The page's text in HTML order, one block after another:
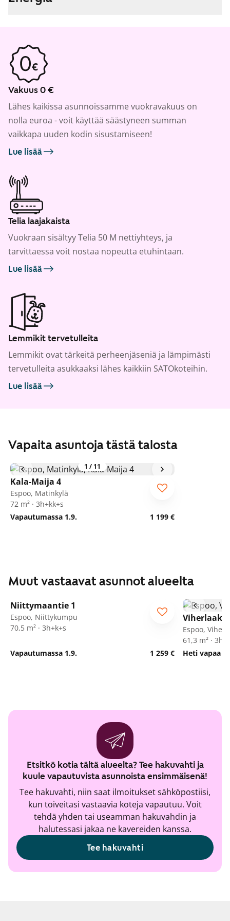
Vakuus 0 €
Lähes kaikissa asunnoissamme vuokravakuus on
nolla euroa - voit käyttää säästyneen summan
vaikkapa uuden kodin sisustamiseen!
Lue lisää
Telia laajakaista
Vuokraan sisältyy Telia 50 M nettiyhteys, ja
tarvittaessa voit nostaa nopeutta etuhintaan.
Lue lisää
Lemmikit tervetulleita
Lemmikit ovat tärkeitä perheenjäseniä ja lämpimästi
tervetulleita asukkaaksi lähes kaikkiin SATOkoteihin.
Lue lisää
Vapaita asuntoja tästä talosta
1 / 11
Kala-Maija 4
Espoo, Matinkylä
72 m² · 3h+kk+s
Vapautumassa 1.9.
1 199 €
Muut vastaavat asunnot alueelta
Niittymaantie 1
Espoo, Niittykumpu
70,5 m² · 3h+k+s
Vapautumassa 1.9. 1 259 €
Espoo,
61,3 m² ·
Heti vapaa
Etsitkö kotia tältä alueelta? Tee hakuvahti ja
kuule vapautuvista asunnoista ensimmäisenä!
Tee hakuvahti, niin saat ilmoitukset sähköpostiisi,
kun toiveitasi vastaavia koteja vapautuu. Voit
tehdä yhden tai useamman hakuvahdin ja
halutessasi jakaa ne kavereiden kanssa.
Tee hakuvahti